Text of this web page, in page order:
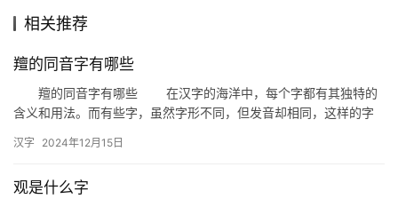
近
词
词
相关推荐
羶的同音字有哪些
羶的同音字有哪些 在汉字的海洋中，每个字都有其独特的
含义和用法。而有些字，虽然字形不同，但发音却相同，这样的字
…
汉字 2024年12月15日
观是什么字